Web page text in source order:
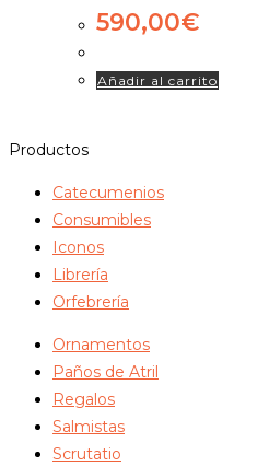
590,00€
Añadir al carrito
Productos
Catecumenios
Consumibles
Iconos
Librería
Orfebrería
Ornamentos
Paños de Atril
Regalos
Salmistas
Scrutatio